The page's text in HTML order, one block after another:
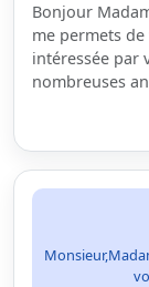
Bonjour
me permets
intéressée par
nombreuses